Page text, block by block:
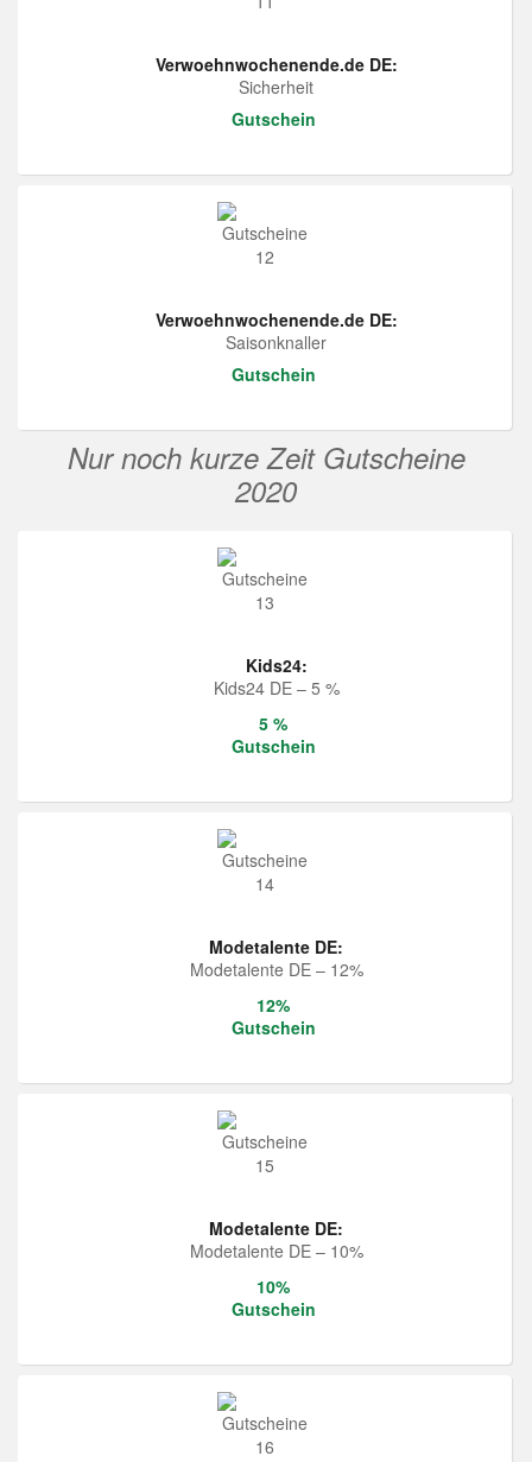
Verwoehnwochenende.de DE:
Sicherheit
Gutschein
Verwoehnwochenende.de DE:
Saisonknaller
Gutschein
Nur noch kurze Zeit Gutscheine
2020
Kids24:
Kids24 DE – 5 %
5 %
Gutschein
Modetalente DE:
Modetalente DE – 12%
12%
Gutschein
Modetalente DE:
Modetalente DE – 10%
10%
Gutschein